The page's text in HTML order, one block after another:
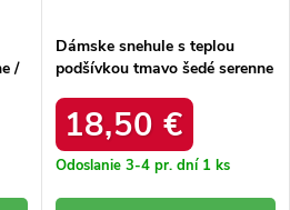
/
Dámske snehule s teplou
podšívkou tmavo šedé serenne
18,50 €
Odoslanie 3-4 pr. dní 1 ks